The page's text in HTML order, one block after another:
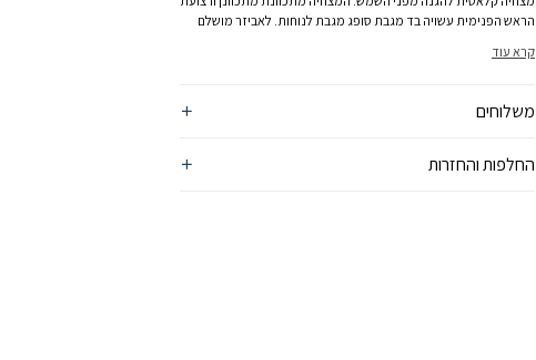
הראש הפנימית עשויה בד מגבת סופג מגבת לנוחות. לאביזר מושלם
קרא עוד
משלוחים
החלפות והחזרות